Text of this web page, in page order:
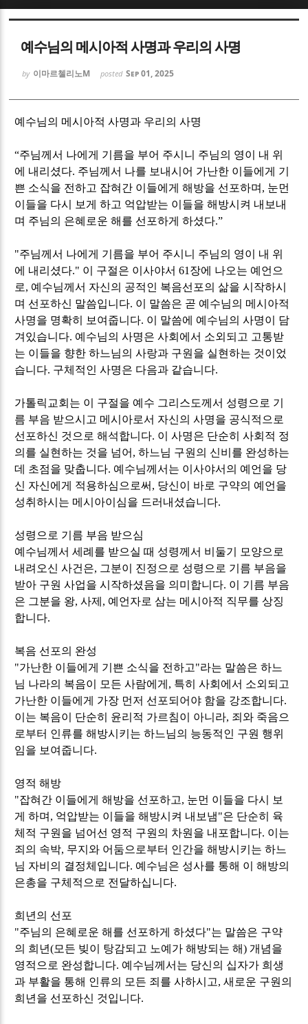
예수님의 메시아적 사명과 우리의 사명
by 이마르첼리노M posted Sep 01, 2025
예수님의 메시아적 사명과 우리의 사명
“주님께서 나에게 기름을 부어 주시니 주님의 영이 내 위
에 내리셨다. 주님께서 나를 보내시어 가난한 이들에게 기
쁜 소식을 전하고 잡혀간 이들에게 해방을 선포하며 , 눈먼
이들을 다시 보게 하고 억압받는 이들을 해방시켜 내보내
며 주님의 은혜로운 해를 선포하게 하셨다.”
"주님께서 나에게 기름을 부어 주시니 주님의 영이 내 위
에 내리셨다." 이 구절은 이사야서61 장에 나오는 예언으
로, 예수님께서 자신의 공적인 복음선포의 삶을 시작하시
며 선포하신 말씀입니다. 이 말씀은 곧 예수님의 메시아적
사명을 명확히 보여줍니다. 이 말씀에 예수님의 사명이 담
겨있습니다. 예수님의 사명은 사회에서 소외되고 고통받
는 이들을 향한 하느님의 사랑과 구원을 실현하는 것이었
습니다. 구체적인 사명은 다음과 같습니다.
가톨릭교회는 이 구절을 예수 그리스도께서 성령으로 기
름 부음 받으시고 메시아로서 자신의 사명을 공식적으로
선포하신 것으로 해석합니다. 이 사명은 단순히 사회적 정
의를 실현하는 것을 넘어 ,하느님 구원의 신비를 완성하는
데 초점을 맞춥니다. 예수님께서는 이사야서의 예언을 당
신 자신에게 적용하심으로써 , 당신이 바로 구약의 예언을
성취하시는 메시아이심을 드러내셨습니다.
성령으로 기름 부음 받으심
예수님께서 세례를 받으실 때 성령께서 비둘기 모양으로
내려오신 사건은, 그분이 진정으로 성령으로 기름 부음을
받아 구원 사업을 시작하셨음을 의미합니다. 이 기름 부음
은 그분을 왕,사제 , 예언자로 삼는 메시아적 직무를 상징
합니다.
복음 선포의 완성
"가난한 이들에게 기쁜 소식을 전하고"라는 말씀은 하느
님 나라의 복음이 모든 사람에게 , 특히 사회에서 소외되고
가난한 이들에게 가장 먼저 선포되어야 함을 강조합니다.
이는 복음이 단순히 윤리적 가르침이 아니라, 죄와 죽음으
로부터 인류를 해방시키는 하느님의 능동적인 구원 행위
임을 보여줍니다.
영적 해방
"잡혀간 이들에게 해방을 선포하고, 눈먼 이들을 다시 보
게 하며 , 억압받는 이들을 해방시켜 내보냄"은 단순히 육
체적 구원을 넘어선 영적 구원의 차원을 내포합니다. 이는
죄의 속박, 무지와 어둠으로부터 인간을 해방시키는 하느
님 자비의 결정체입니다. 예수님은 성사를 통해 이 해방의
은총을 구체적으로 전달하십니다.
희년의 선포
"주님의 은혜로운 해를 선포하게 하셨다"는 말씀은 구약
의 희년(모든 빚이 탕감되고 노예가 해방되는 해)개념을
영적으로 완성합니다. 예수님께서는 당신의 십자가 희생
과 부활을 통해 인류의 모든 죄를 사하시고,새로운 구원의
희년을 선포하신 것입니다.
Sketchbook5, 스케치북5
Sketchbook5, 스케치북5
Sketchbook5, 스케치북5
Sketchbook5, 스케치북5